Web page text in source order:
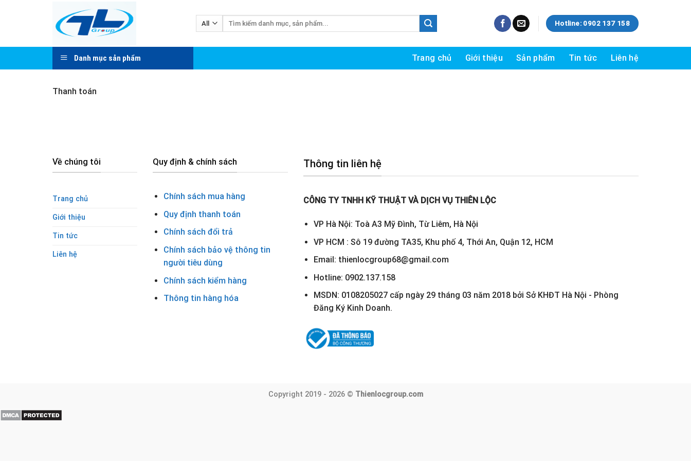
Tìm
Hotline: 0902 137 158
Danh mục sản phẩm Trang chủ Giới thiệu Sản phẩm Tin tức Liên hệ
Thanh toán
Về chúng tôi
Trang chủ
Giới thiệu
Tin tức
Liên hệ
Quy định & chính sách
Chính sách mua hàng
Quy định thanh toán
Chính sách đổi trả
Chính sách bảo vệ thông tin
người tiêu dùng
Chính sách kiểm hàng
Thông tin hàng hóa
Thông tin liên hệ
CÔNG TY TNHH KỸ THUẬT VÀ DỊCH VỤ THIÊN LỘC
VP Hà Nội: Toà A3 Mỹ Đình, Từ Liêm, Hà Nội
VP HCM : Sô 19 đường TA35, Khu phố 4, Thới An, Quận 12, HCM
Email: thienlocgroup68@gmail.com
Hotline: 0902.137.158
MSDN: 0108205027 cấp ngày 29 tháng 03 năm 2018 bởi Sở KHĐT Hà Nội - Phòng
Đăng Ký Kinh Doanh.
Copyright 2019 - 2026 © Thienlocgroup.com